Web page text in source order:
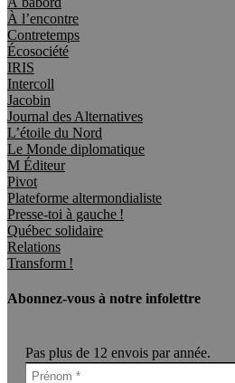
À l’encontre
Contretemps
Écosociété
IRIS
Intercoll
Jacobin
Journal des Alternatives
L’étoile du Nord
Le Monde diplomatique
M Éditeur
Pivot
Plateforme altermondialiste
Presse-toi à gauche !
Québec solidaire
Relations
Transform !
Abonnez-vous à notre infolettre
Pas plus de 12 envois par année.